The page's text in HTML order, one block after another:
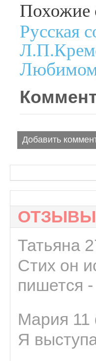
Похожие
Русская
Добавить
ОТЗЫВЫ
Татьяна
Стих он
пишется
Мария 11
Я